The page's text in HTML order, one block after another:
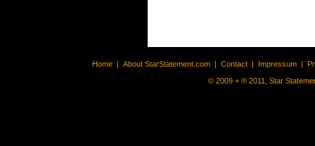
Home | About StarStatement.com | Contact | Impressum |
© 2009 + ® 2011, Star